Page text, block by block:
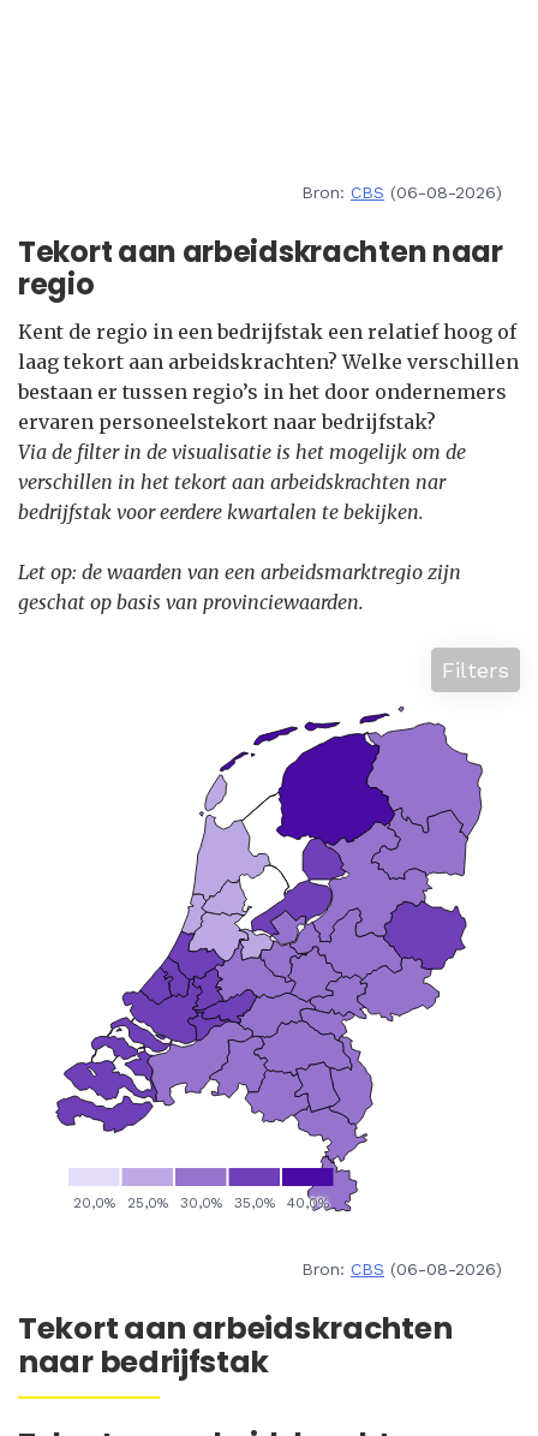
Bron: CBS (06-08-2026)
Tekort aan arbeidskrachten naar
regio
Kent de regio in een bedrijfstak een relatief hoog of
laag tekort aan arbeidskrachten? Welke verschillen
bestaan er tussen regio’s in het door ondernemers
ervaren personeelstekort naar bedrijfstak?
Via de filter in de visualisatie is het mogelijk om de
verschillen in het tekort aan arbeidskrachten nar
bedrijfstak voor eerdere kwartalen te bekijken.
Let op: de waarden van een arbeidsmarktregio zijn
geschat op basis van provinciewaarden.
Filters
Bron: CBS (06-08-2026)
Tekort aan arbeidskrachten
naar bedrijfstak